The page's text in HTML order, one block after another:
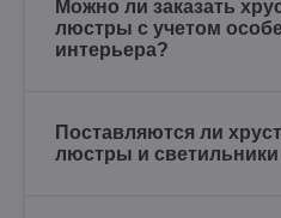
Можно ли заказать
люстры с учетом
интерьера?
Поставляются ли
люстры и